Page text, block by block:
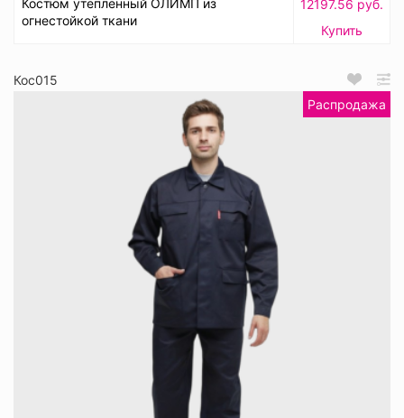
огнестойкой ткани
12197.56 руб.
Купить
Кос015
Распродажа